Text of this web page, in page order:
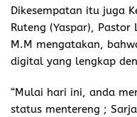
Dikesempatan itu juga
Ruteng (Yaspar),
M.M mengatakan,
digital yang lengkap
“Mulai hari ini, anda
status mentereng ;